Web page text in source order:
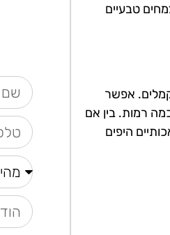
טבעיים
אפשר
רמות. בין אם
המלאכותיים היפים